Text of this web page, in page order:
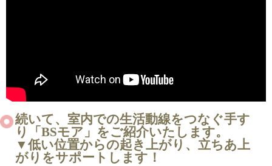
続いて、室内での生活動線をつなぐ手す
り「BSモア」をご紹介いたします。
▼低い位置からの起き上がり、立ちあ上
がりをサポートします！